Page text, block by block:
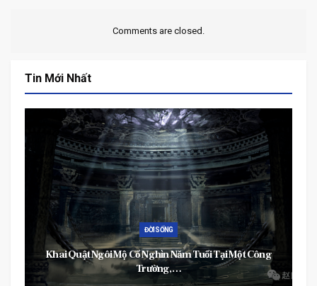
Comments are closed.
Tin Mới Nhất
TIN TỨC
Hà Nội: Chuyên Gia Kiến Nghị Cho Điều Trị F0 Thể Nhẹ
Tại Nhà…